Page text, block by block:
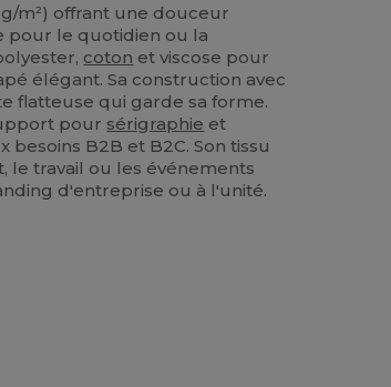
m²) offrant une douceur
pour le quotidien ou la
coton et viscose pour
élégant. Sa construction avec
flatteuse qui garde sa forme.
pour sérigraphie et
B2B et B2C. Son tissu
le travail ou les événements
d'entreprise ou à l'unité.